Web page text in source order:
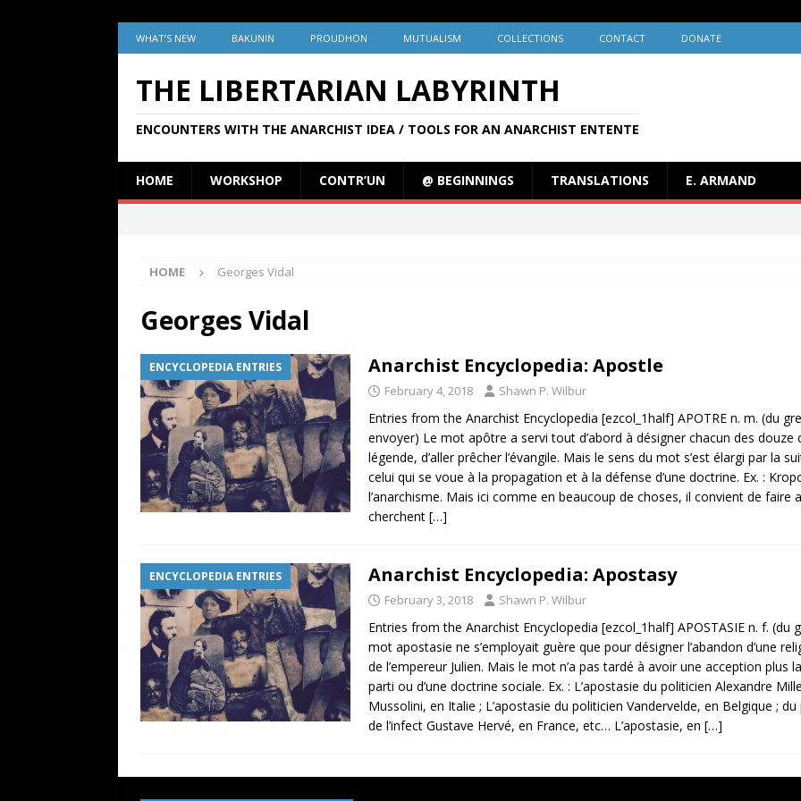
WHAT’S NEW BAKUNIN PROUDHON MUTUALISM COLLECTIONS CONTACT DONATE
THE LIBERTARIAN LABYRINTH
ENCOUNTERS WITH THE ANARCHIST IDEA / TOOLS FOR AN ANARCHIST ENTENTE
HOME WORKSHOP CONTR’UN @ BEGINNINGS TRANSLATIONS E. ARMAND
HOME Georges Vidal
Georges Vidal
ENCYCLOPEDIA ENTRIES Anarchist Encyclopedia: Apostle
February 4, 2018 Shawn P. Wilbur
Entries from the Anarchist Encyclopedia [ezcol_1half] APOTRE n. m. (du
envoyer) Le mot apôtre a servi tout d’abord à désigner chacun des douze
légende, d’aller prêcher l’évangile. Mais le sens du mot s’est élargi par la
celui qui se voue à la propagation et à la défense d’une doctrine. Ex. :
l’anarchisme. Mais ici comme en beaucoup de choses, il convient de
cherchent […]
ENCYCLOPEDIA ENTRIES Anarchist Encyclopedia: Apostasy
February 3, 2018 Shawn P. Wilbur
Entries from the Anarchist Encyclopedia [ezcol_1half] APOSTASIE n. f.
mot apostasie ne s’employait guère que pour désigner l’abandon d’une
de l’empereur Julien. Mais le mot n’a pas tardé à avoir une acception plus
parti ou d’une doctrine sociale. Ex. : L’apostasie du politicien Alexandre
Mussolini, en Italie ; L’apostasie du politicien Vandervelde, en Belgique ;
de l’infect Gustave Hervé, en France, etc… L’apostasie, en […]